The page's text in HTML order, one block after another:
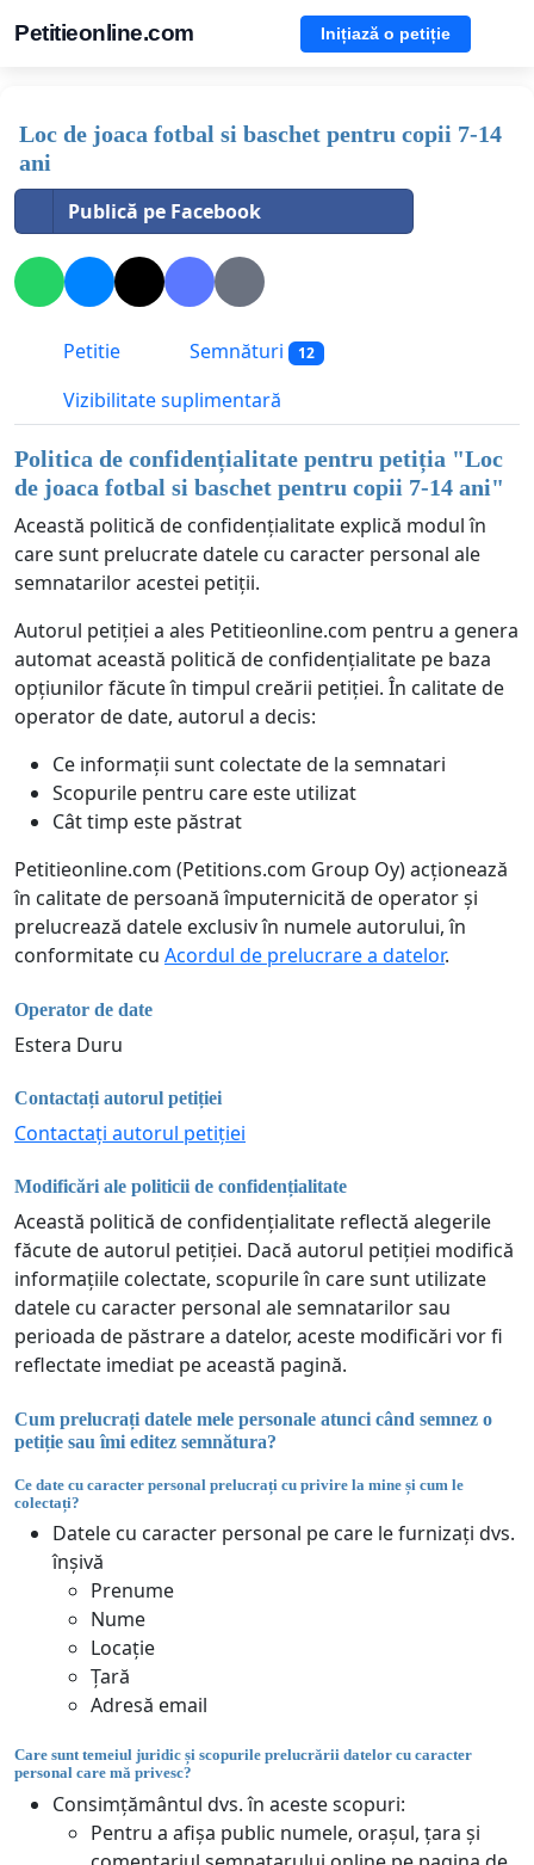
Petitieonline.com Inițiază o petiție
Loc de joaca fotbal si baschet pentru copii 7-14
ani
Publică pe Facebook
Petitie Semnături 12
Vizibilitate suplimentară
Politica de confidențialitate pentru petiția "Loc
de joaca fotbal si baschet pentru copii 7-14 ani"
Această politică de confidențialitate explică modul în
care sunt prelucrate datele cu caracter personal ale
semnatarilor acestei petiții.
Autorul petiției a ales Petitieonline.com pentru a genera
automat această politică de confidențialitate pe baza
opțiunilor făcute în timpul creării petiției. În calitate de
operator de date, autorul a decis:
Ce informații sunt colectate de la semnatari
Scopurile pentru care este utilizat
Cât timp este păstrat
Petitieonline.com (Petitions.com Group Oy) acționează
în calitate de persoană împuternicită de operator și
prelucrează datele exclusiv în numele autorului, în
conformitate cu Acordul de prelucrare a datelor.
Operator de date
Estera Duru
Contactați autorul petiției
Contactați autorul petiției
Modificări ale politicii de confidențialitate
Această politică de confidențialitate reflectă alegerile
făcute de autorul petiției. Dacă autorul petiției modifică
informațiile colectate, scopurile în care sunt utilizate
datele cu caracter personal ale semnatarilor sau
perioada de păstrare a datelor, aceste modificări vor fi
reflectate imediat pe această pagină.
Cum prelucrați datele mele personale atunci când semnez o
petiție sau îmi editez semnătura?
Ce date cu caracter personal prelucrați cu privire la mine și cum le
colectați?
Datele cu caracter personal pe care le furnizați dvs.
înșivă
Prenume
Nume
Locație
Țară
Adresă email
Care sunt temeiul juridic și scopurile prelucrării datelor cu caracter
personal care mă privesc?
Consimțământul dvs. în aceste scopuri:
Pentru a afișa public numele, orașul, țara și